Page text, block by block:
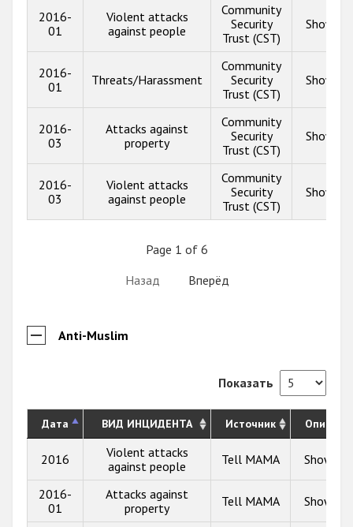
2016-
01
Violent attacks
against people
Community
Security
Trust (CST)
Show
2016-
01
Threats/Harassment
Community
Security
Trust (CST)
Show
2016-
03
Attacks against
property
Community
Security
Trust (CST)
Show
2016-
03
Violent attacks
against people
Community
Security
Trust (CST)
Show
Page 1 of 6
Назад
Вперёд
Anti-Muslim
Показать
Дата ВИД ИНЦИДЕНТА Источник
2016
Violent attacks
against people
Tell MAMA Show
2016-
01
Attacks against
property
Tell MAMA Show